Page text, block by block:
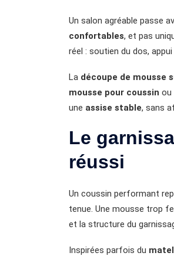
Un salon agréable passe
confortables, et pas
réel : soutien du dos,
La découpe de mousse
mousse pour coussin ou
une assise stable, sans
Le
réussi
Un coussin performant
tenue. Une mousse trop
et la structure du
Inspirées parfois du